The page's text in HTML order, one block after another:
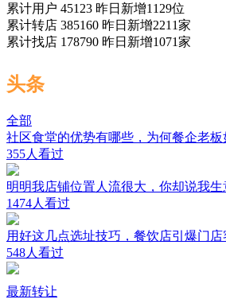
累计用户 45123 昨日新增1129位
累计转店 385160 昨日新增2211家
累计找店 178790 昨日新增1071家
头条
全部
社区食堂的优势有哪些，为何餐企老板
355人看过
明明我店铺位置人流很大，你却说我生
1474人看过
用好这几点选址技巧，餐饮店引爆门店
548人看过
最新转让